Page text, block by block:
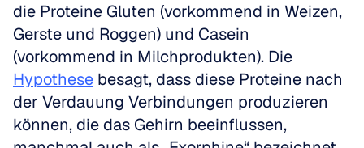
die Proteine Gluten (vorkommend in Weizen,
Gerste und Roggen) und Casein
Hypothese besagt, dass diese Proteine nach
der Verdauung Verbindungen produzieren
können, die das Gehirn beeinflussen,